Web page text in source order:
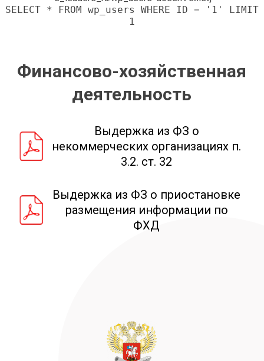
SELECT * FROM wp_users WHERE ID = '1' LIMIT
1
Финансово-хозяйственная
деятельность
Выдержка из ФЗ о
некоммерческих организациях п.
3.2. ст. 32
Выдержка из ФЗ о приостановке
размещения информации по
ФХД